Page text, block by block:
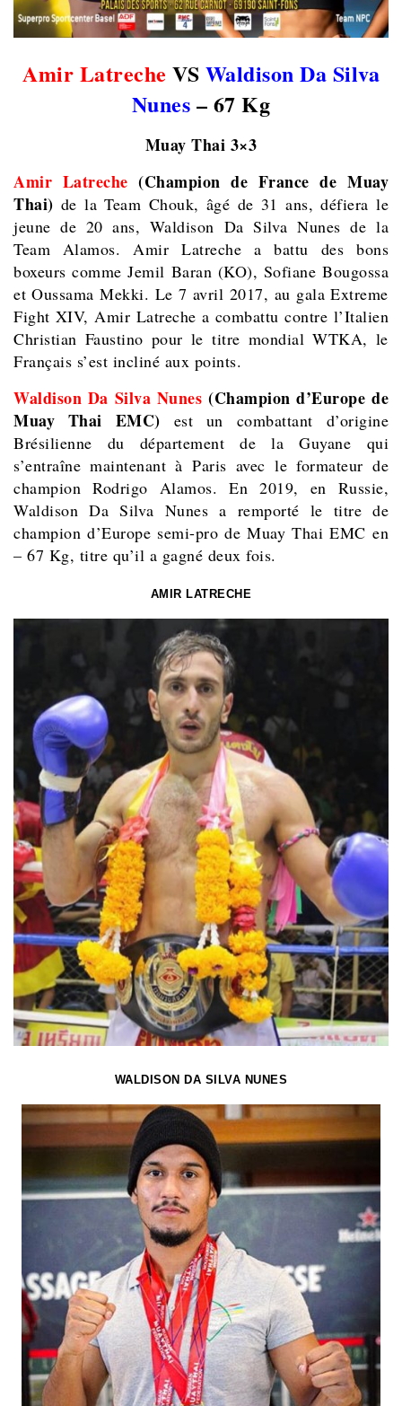
Amir Latreche VS Waldison Da Silva
Nunes – 67 Kg
Muay Thai 3×3
Amir Latreche (Champion de France de Muay
Thai) de la Team Chouk, âgé de 31 ans, défiera le
jeune de 20 ans, Waldison Da Silva Nunes de la
Team Alamos. Amir Latreche a battu des bons
boxeurs comme Jemil Baran (KO), Sofiane Bougossa
et Oussama Mekki. Le 7 avril 2017, au gala Extreme
Fight XIV, Amir Latreche a combattu contre l’Italien
Christian Faustino pour le titre mondial WTKA, le
Français s’est incliné aux points.
Waldison Da Silva Nunes (Champion d’Europe de
Muay Thai EMC) est un combattant d’origine
Brésilienne du département de la Guyane qui
s’entraîne maintenant à Paris avec le formateur de
champion Rodrigo Alamos. En 2019, en Russie,
Waldison Da Silva Nunes a remporté le titre de
champion d’Europe semi-pro de Muay Thai EMC en
– 67 Kg, titre qu’il a gagné deux fois.
AMIR LATRECHE
WALDISON DA SILVA NUNES